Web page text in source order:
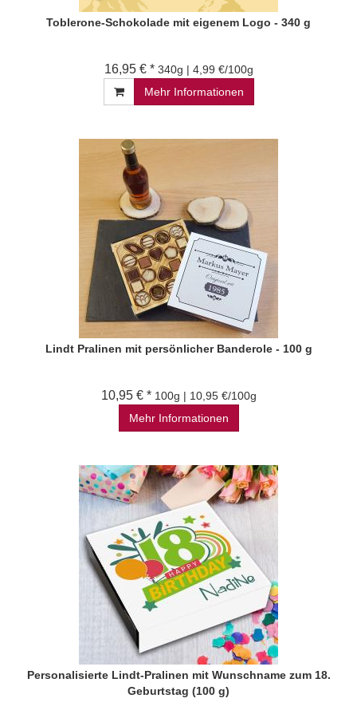
Toblerone-Schokolade mit eigenem Logo - 340 g
16,95 € * 340g | 4,99 €/100g
Mehr Informationen
Lindt Pralinen mit persönlicher Banderole - 100 g
10,95 € * 100g | 10,95 €/100g
Mehr Informationen
Personalisierte Lindt-Pralinen mit Wunschname zum 18.
Geburtstag (100 g)